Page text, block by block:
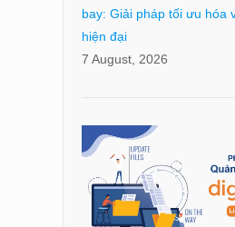
bay: Giải pháp tối ưu hóa
hiện đại
7 August, 2026